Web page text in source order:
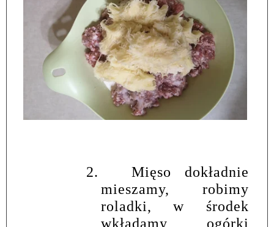
2.
Mięso dokładnie
mieszamy, robimy
roladki, w środek
wkładamy ogórki